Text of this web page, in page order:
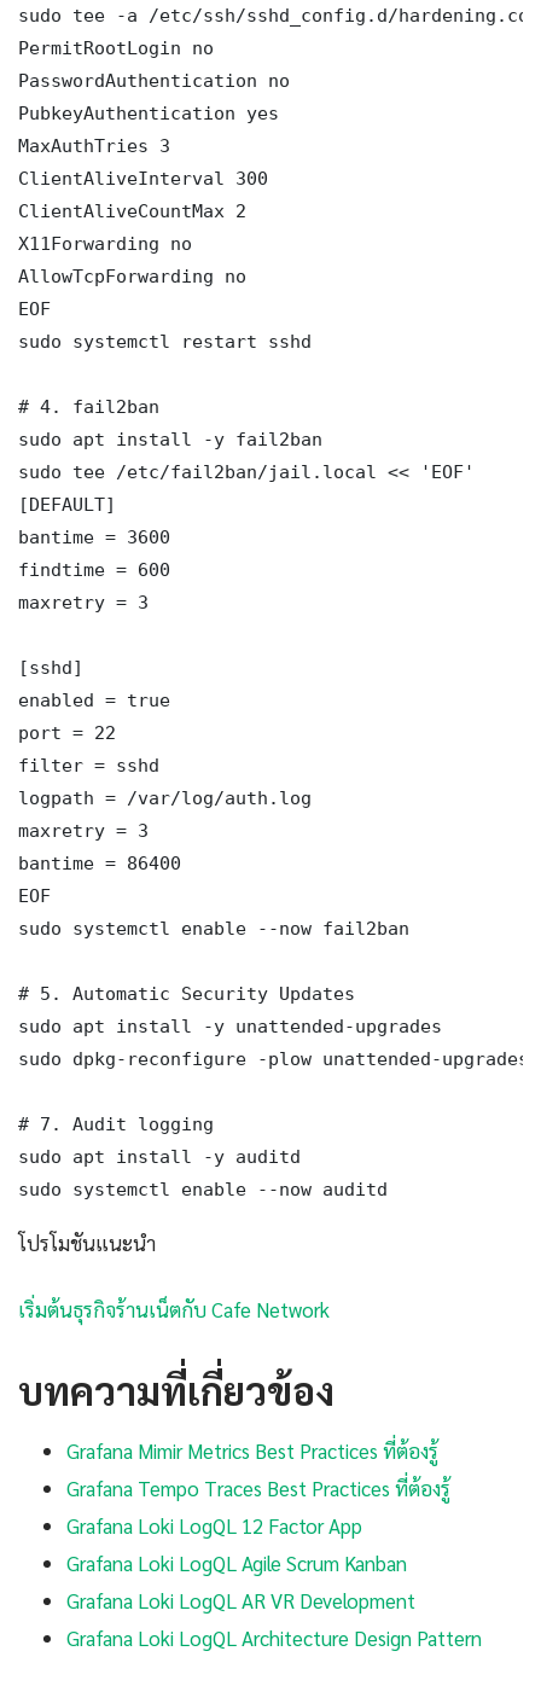
sudo tee -a /etc/ssh/sshd_config.d/
PermitRootLogin no
PasswordAuthentication no
PubkeyAuthentication yes
MaxAuthTries 3
ClientAliveInterval 300
ClientAliveCountMax 2
X11Forwarding no
AllowTcpForwarding no
EOF
sudo systemctl restart sshd
# 4. fail2ban
sudo apt install -y fail2ban
sudo tee /etc/fail2ban/jail.local << 'EOF'
[DEFAULT]
bantime = 3600
findtime = 600
maxretry = 3
[sshd]
enabled = true
port = 22
filter = sshd
logpath = /var/log/auth.log
maxretry = 3
bantime = 86400
EOF
sudo systemctl enable --now fail2ban
# 5. Automatic Security Updates
sudo apt install -y unattended-upgrades
sudo dpkg-reconfigure -plow unattended-upgrades
# 7. Audit logging
sudo apt install -y auditd
sudo systemctl enable --now auditd
โปรโมชันแนะนำ
เริ่มต้นธุรกิจร้านเน็ตกับ Cafe Network
บทความที่เกี่ยวข้อง
Grafana Mimir Metrics Best Practices ที่ต้องรู้
Grafana Tempo Traces Best Practices ที่ต้องรู้
Grafana Loki LogQL 12 Factor App
Grafana Loki LogQL Agile Scrum Kanban
Grafana Loki LogQL AR VR Development
Grafana Loki LogQL Architecture Design Pattern